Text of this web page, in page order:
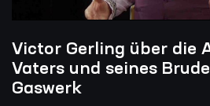
Victor Gerling über die
Vaters und seines
Gaswerk